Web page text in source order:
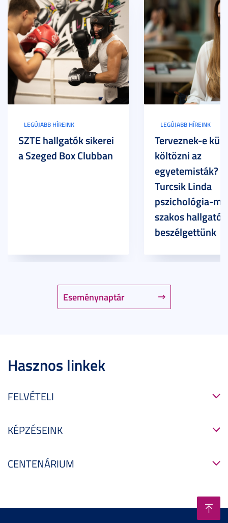
Eseménynaptár
LEGÚJABB HÍREINK
SZTE hallgatók sikerei
a Szeged Box Clubban
LEGÚJABB HÍREINK
Terveznek-e
költözni az
egyetemisták? –
Turcsik Linda
pszichológia-
szakos
beszélgettünk
Hasznos linkek
FELVÉTELI
KÉPZÉSEINK
CENTENÁRIUM